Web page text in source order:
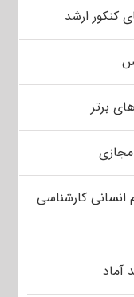
کنکور ارشد
برتر
انسانی کارشناسی
آماد